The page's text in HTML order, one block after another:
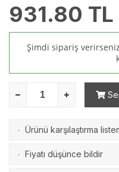
931.80 TL
Şimdi sipariş verirseniz
· Ürünü karşılaştırma
· Fiyatı düşünce bildir